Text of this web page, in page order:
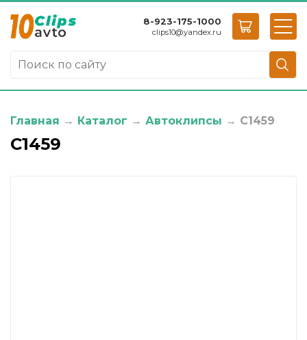
8-923-175-1000
clips10@yandex.ru
Главная → Каталог → Автоклипсы → C1459
C1459